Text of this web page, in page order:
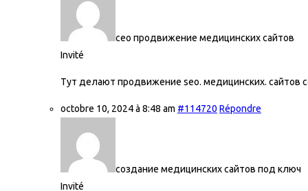
сео продвижение медицинских сайтов
Invité
Тут делают продвижение seo. медицинских. сайтов
octobre 10, 2024 à 8:48 am #114720 Répondre
создание медицинских сайтов под ключ
Invité